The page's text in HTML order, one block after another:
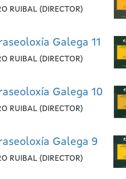
RUIBAL (DIRECTOR)
Galega 11
RUIBAL (DIRECTOR)
Galega 10
RUIBAL (DIRECTOR)
Galega 9
RUIBAL (DIRECTOR)